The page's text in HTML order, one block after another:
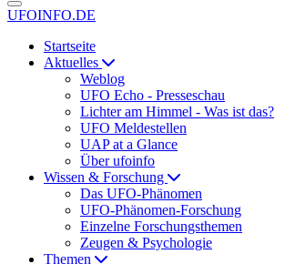
UFOINFO.DE
Startseite
Aktuelles
Weblog
UFO Echo - Presseschau
Lichter am Himmel - Was ist das?
UFO Meldestellen
UAP at a Glance
Über ufoinfo
Wissen & Forschung
Das UFO-Phänomen
UFO-Phänomen-Forschung
Einzelne Forschungsthemen
Zeugen & Psychologie
Themen